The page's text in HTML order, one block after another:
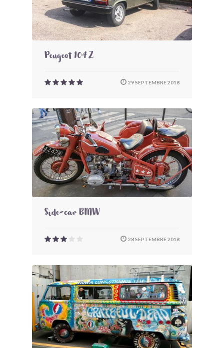
Peugeot 104 Z
29 SEPTEMBRE 2018
Side-car BMW
28 SEPTEMBRE 2018